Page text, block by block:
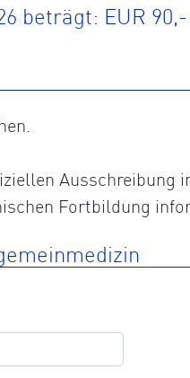
beträgt: EUR 90,-
Ausschreibung
Fortbildung